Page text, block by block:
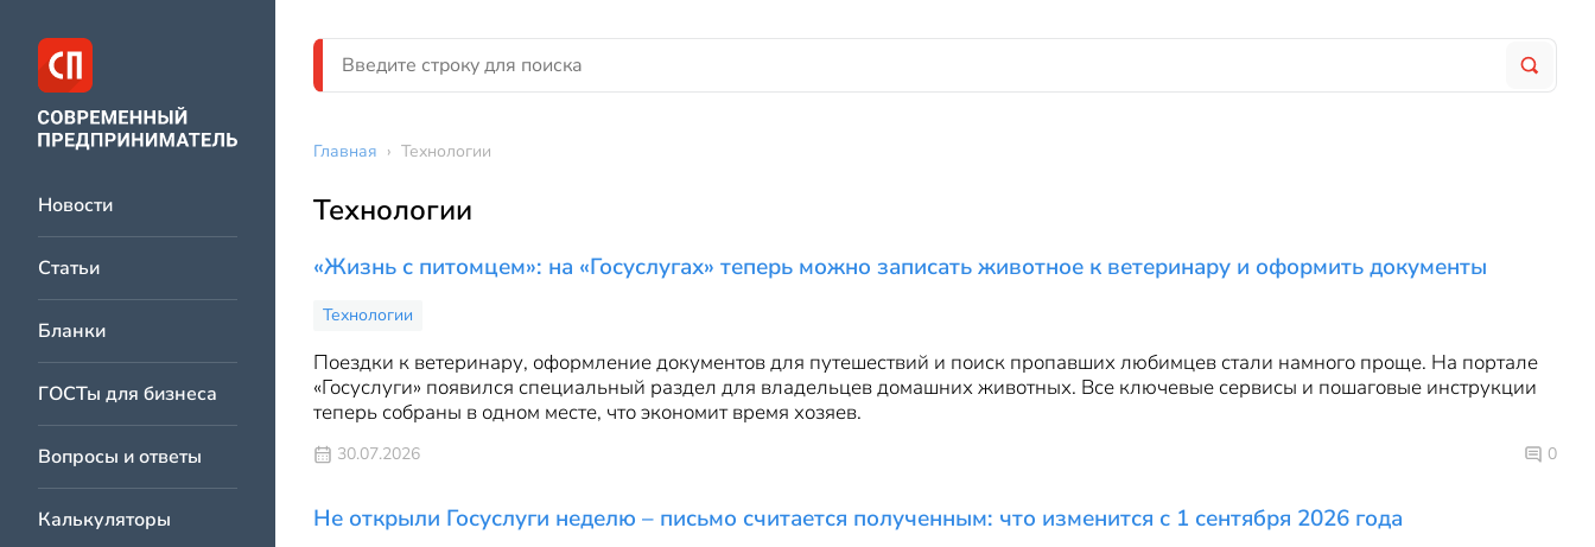
Новости
Статьи
Бланки
ГОСТы для бизнеса
Вопросы и ответы
Калькуляторы
Главная › Технологии
Технологии
«Жизнь с питомцем»: на «Госуслугах» теперь можно записать животное к ветеринару и оформить документы
Технологии
Поездки к ветеринару, оформление документов для путешествий и поиск пропавших любимцев стали намного проще. На портале
«Госуслуги» появился специальный раздел для владельцев домашних животных. Все ключевые сервисы и пошаговые инструкции
теперь собраны в одном месте, что экономит время хозяев.
30.07.2026 0
Не открыли Госуслуги неделю – письмо считается полученным: что изменится с 1 сентября 2026 года